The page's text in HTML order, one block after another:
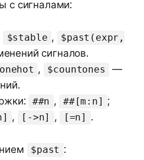
с сигналами:
$stable ,
$past(expr,
сигналов.
, $countones
—
##n , ##[m:n]
;
, [->n] , [=n] .
$past :